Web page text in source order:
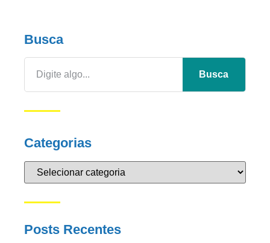
Busca
Busca
Categorias
Posts Recentes